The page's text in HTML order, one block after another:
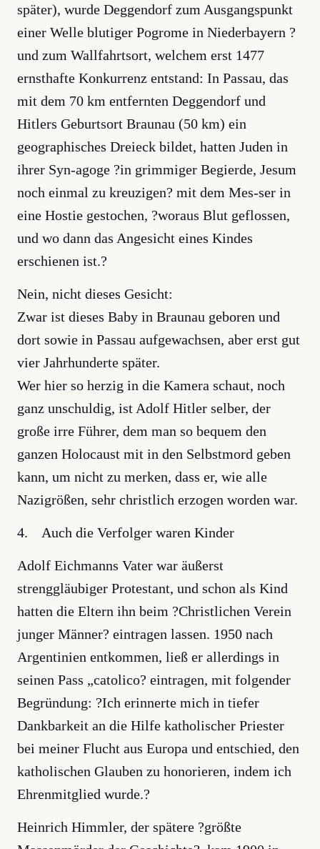
später), wurde Deggendorf zum Ausgangspunkt
einer Welle blutiger Pogrome in Niederbayern ?
und zum Wallfahrtsort, welchem erst 1477
ernsthafte Konkurrenz entstand: In Passau, das
mit dem 70 km entfernten Deggendorf und
Hitlers Geburtsort Braunau (50 km) ein
geographisches Dreieck bildet, hatten Juden in
ihrer Syn-agoge ?in grimmiger Begierde, Jesum
noch einmal zu kreuzigen? mit dem Mes-ser in
eine Hostie gestochen, ?woraus Blut geflossen,
und wo dann das Angesicht eines Kindes
erschienen ist.?
Nein, nicht dieses Gesicht:
Zwar ist dieses Baby in Braunau geboren und
dort sowie in Passau aufgewachsen, aber erst gut
vier Jahrhunderte später.
Wer hier so herzig in die Kamera schaut, noch
ganz unschuldig, ist Adolf Hitler selber, der
große irre Führer, dem man so bequem den
ganzen Holocaust mit in den Selbstmord geben
kann, um nicht zu merken, dass er, wie alle
Nazigrößen, sehr christlich erzogen worden war.
4. Auch die Verfolger waren Kinder
Adolf Eichmanns Vater war äußerst
strenggläubiger Protestant, und schon als Kind
hatten die Eltern ihn beim ?Christlichen Verein
junger Männer? eintragen lassen. 1950 nach
Argentinien entkommen, ließ er allerdings in
seinen Pass „catolico? eintragen, mit folgender
Begründung: ?Ich erinnerte mich in tiefer
Dankbarkeit an die Hilfe katholischer Priester
bei meiner Flucht aus Europa und entschied, den
katholischen Glauben zu honorieren, indem ich
Ehrenmitglied wurde.?
Heinrich Himmler, der spätere ?größte